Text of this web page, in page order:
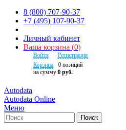
8 (800) 707-90-37
+7 (495) 107-90-37
Личный кабинет
Ваша корзина (0)
Войти
Регистрация
Корзина
0 позиций
на сумму 0 руб.
Autodata
Autodata Online
Меню
Поиск